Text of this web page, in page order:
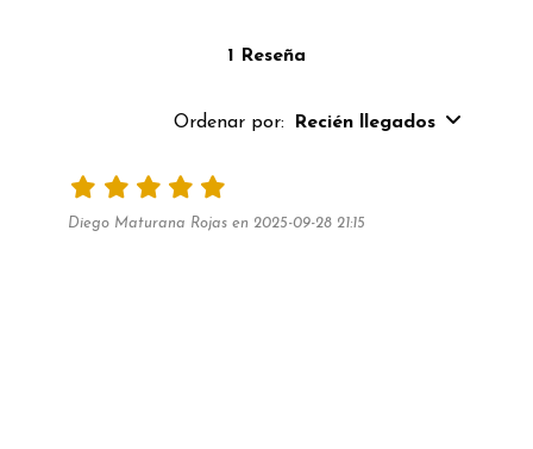
1 Reseña
Ordenar por: Recién llegados
Diego Maturana Rojas en 2025-09-28 21:15